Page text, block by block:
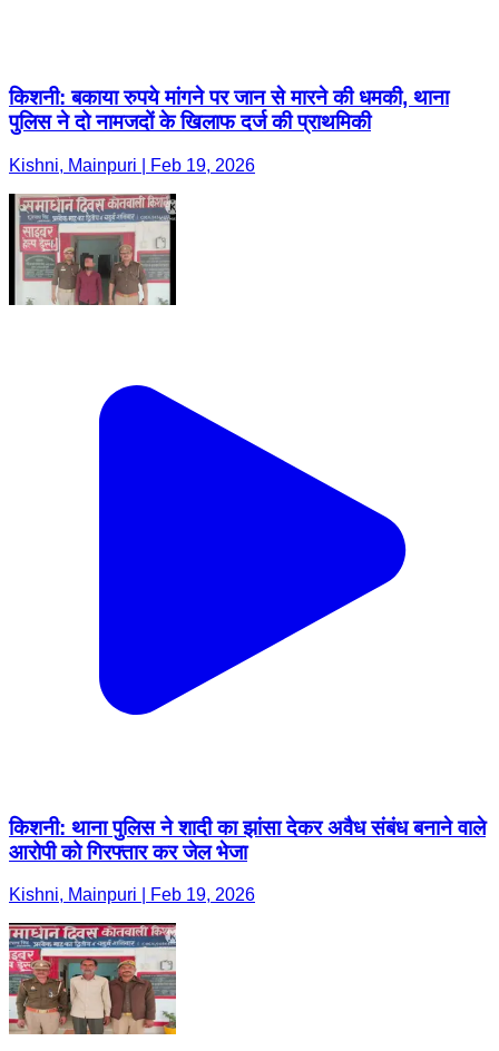
किशनी: बकाया रुपये मांगने पर जान से मारने की धमकी, थाना
पुलिस ने दो नामजदों के खिलाफ दर्ज की प्राथमिकी
Kishni, Mainpuri | Feb 19, 2026
किशनी: थाना पुलिस ने शादी का झांसा देकर अवैध संबंध बनाने वाले
आरोपी को गिरफ्तार कर जेल भेजा
Kishni, Mainpuri | Feb 19, 2026